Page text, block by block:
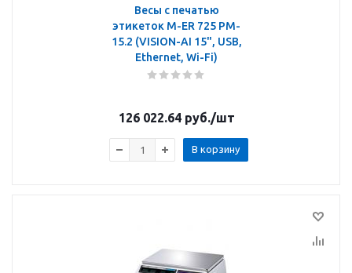
Весы с печатью
этикеток M-ER 725 PM-
15.2 (VISION-AI 15", USB,
Ethernet, Wi-Fi)
126 022.64руб./шт
В корзину